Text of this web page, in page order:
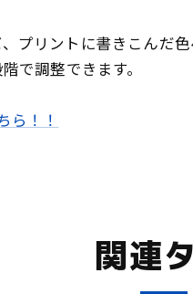
プリントに書きこんだ
で調整できます。
ら！！
関連